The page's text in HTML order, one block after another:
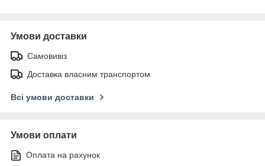
Умови доставки
Самовивіз
Доставка власним транспортом
Всі умови доставки
Умови оплати
Оплата на рахунок